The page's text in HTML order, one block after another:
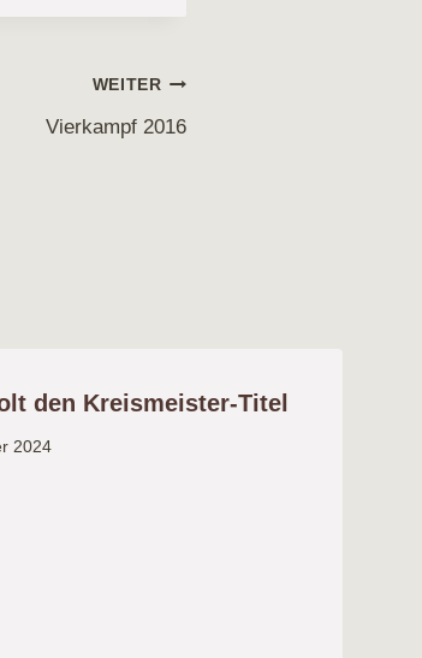
WEITER
Vierkampf 2016
den Kreismeister-Titel
2024